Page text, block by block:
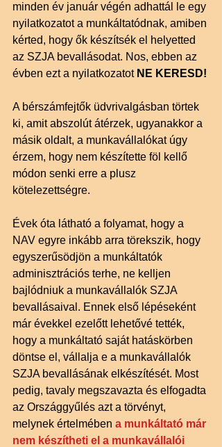
minden év január végén adhattál le egy
nyilatkozatot a munkáltatódnak, amiben
kérted, hogy ők készítsék el helyetted
az SZJA bevallásodat. Nos, ebben az
évben ezt a nyilatkozatot NE KERESD!
A bérszámfejtők üdvrivalgásban törtek
ki, amit abszolút átérzek, ugyanakkor a
másik oldalt, a munkavállalókat úgy
érzem, hogy nem készítette föl kellő
módon senki erre a plusz
kötelezettségre.
Évek óta látható a folyamat, hogy a
NAV egyre inkább arra törekszik, hogy
egyszerűsödjön a munkáltatók
adminisztrációs terhe, ne kelljen
bajlódniuk a munkavállalók SZJA
bevallásaival. Ennek első lépéseként
már évekkel ezelőtt lehetővé tették,
hogy a munkáltató saját hatáskörben
döntse el, vállalja e a munkavállalók
SZJA bevallásának elkészítését. Most
pedig, tavaly megszavazta és elfogadta
az Országgyűlés azt a törvényt,
melynek értelmében a munkáltató már
nem készítheti el a munkavállalói